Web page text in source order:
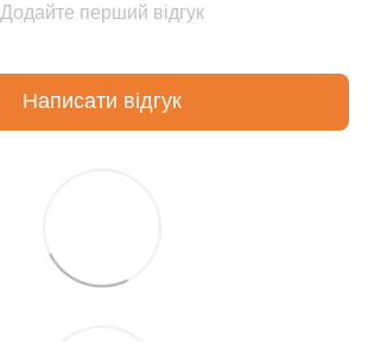
Додайте перший відгук
Написати відгук